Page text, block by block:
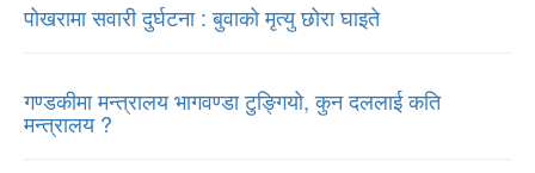
पोखरामा सवारी दुर्घटना : बुवाको मृत्यु छोरा घाइते
गण्डकीमा मन्त्रालय भागवण्डा टुङ्गियो, कुन दललाई कति
मन्त्रालय ?